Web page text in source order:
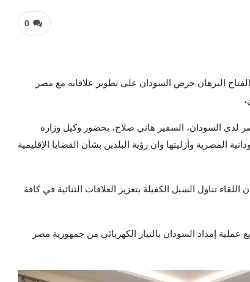
0
البرهان حرص السودان على تطوير علاقاته مع مصر
لدى السودان، السفير هاني صلاح، بحضور وكيل وزارة
المصرية وأزليتها وان رؤية البلدين بشأن القضايا الإقليمية
تناول السبل الكفيلة بتعزيز العلاقات الثنائية في كافة
إمداد السودان بالتيار الكهربائي من جمهورية مصر